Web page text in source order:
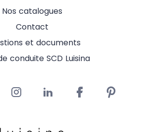
Nos catalogues
Contact
et documents
conduite SCD Luisina